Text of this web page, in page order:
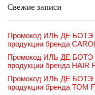
Свежие записи
Промокод ИЛЬ ДЕ БОТЭ
продукции бренда
Промокод ИЛЬ ДЕ БОТЭ
продукции бренда HAIR
Промокод ИЛЬ ДЕ БОТЭ
продукции бренда TOM